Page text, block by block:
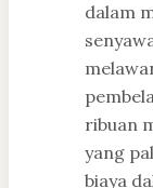
dalam
ribuan
yang
biaya